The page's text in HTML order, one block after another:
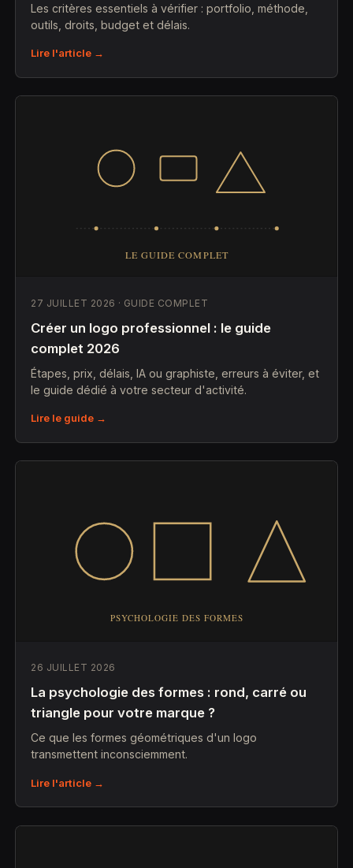
Les critères essentiels à vérifier : portfolio, méthode,
outils, droits, budget et délais.
Lire l'article →
27 JUILLET 2026 · GUIDE COMPLET
Créer un logo professionnel : le guide
complet 2026
Étapes, prix, délais, IA ou graphiste, erreurs à éviter, et
le guide dédié à votre secteur d'activité.
Lire le guide →
26 JUILLET 2026
La psychologie des formes : rond, carré ou
triangle pour votre marque ?
Ce que les formes géométriques d'un logo
transmettent inconsciemment.
Lire l'article →